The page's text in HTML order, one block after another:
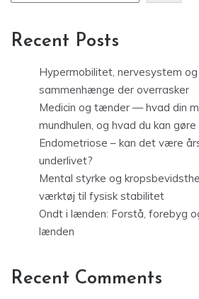
Recent Posts
Hypermobilitet, nervesystem
sammenhænge der overrasker
Medicin og tænder — hvad din
mundhulen, og hvad du kan gøre
Endometriose – kan det være
underlivet?
Mental styrke og
værktøj til fysisk stabilitet
Ondt i lænden: Forstå, forebyg
lænden
Recent Comments